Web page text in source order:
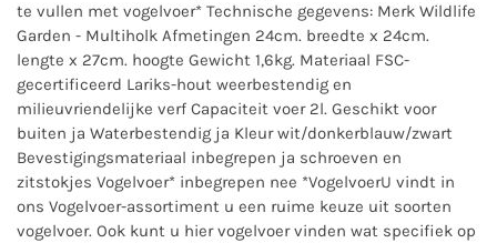
te vullen met vogelvoer* Technische gegevens: Merk Wildlife
Garden - Multiholk Afmetingen 24cm. breedte x 24cm.
lengte x 27cm. hoogte Gewicht 1,6kg. Materiaal FSC-
gecertificeerd Lariks-hout weerbestendig en
milieuvriendelijke verf Capaciteit voer 2l. Geschikt voor
buiten ja Waterbestendig ja Kleur wit/donkerblauw/zwart
Bevestigingsmateriaal inbegrepen ja schroeven en
zitstokjes Vogelvoer* inbegrepen nee *VogelvoerU vindt in
ons Vogelvoer-assortiment u een ruime keuze uit soorten
vogelvoer. Ook kunt u hier vogelvoer vinden wat specifiek op